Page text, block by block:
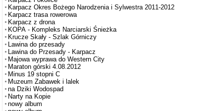
Karpacz Okres Bożego Narodzenia i Sylwestra 2011-2012
Karpacz trasa rowerowa
Karpacz z drona
KOPA - Kompleks Narciarski Śnieżka
Krucze Skały - Szlak Górniczy
Lawina do przesady
Lawina do Przesady - Karpacz
Majowa wyprawa do Western City
Maraton górski 4.08.2012
Minus 19 stopni C
Muzeum Zabawek i lalek
na Dziki Wodospad
Narty na Kopie
nowy album